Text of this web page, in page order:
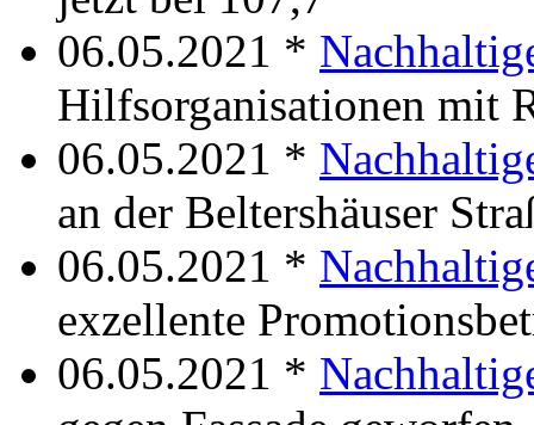
06.05.2021 *
Hilfsorganisationen mit
06.05.2021 *
an der Beltershäuser
06.05.2021 *
exzellente
06.05.2021 *